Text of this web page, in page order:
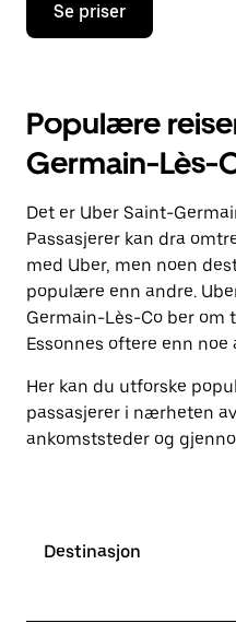
piltast
åpne
kalenderen
og
velge
dato.
Trykk
Esc-
knappen
for
å
lukke
Se priser
Populære
Germain-Lès-
Det er Uber Saint-
Passasjerer kan dra
med Uber, men noen
populære enn andre.
Germain-Lès-Co ber om
Essonnes oftere enn noe
Her kan du utforske
passasjerer i nærheten
ankomststeder og
Destinasjon